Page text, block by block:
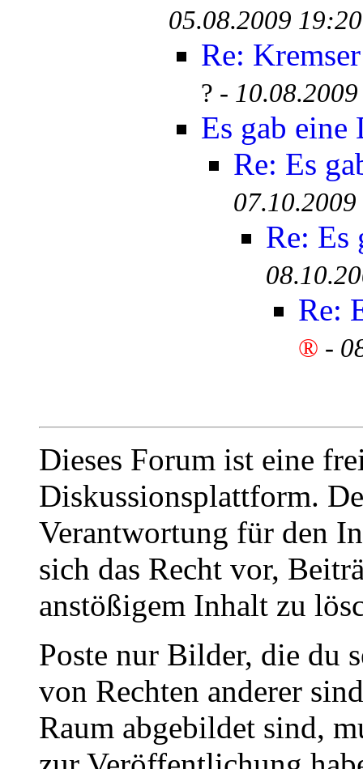
05.08.2009 19:20
Re:
? -
Es gab eine
Re: Es
Re: Es
Re:
® -
Dieses Forum ist eine
Diskussionsplattform.
Verantwortung für den
sich das Recht vor,
anstößigem Inhalt zu
Poste nur Bilder, die du
von Rechten anderer
Raum abgebildet sind,